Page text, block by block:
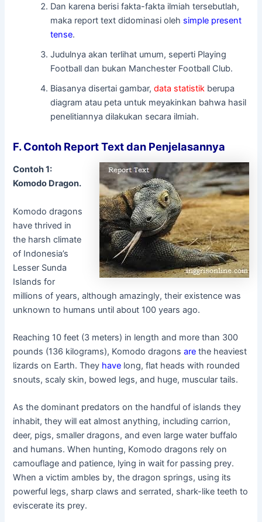
Dan karena berisi fakta-fakta ilmiah tersebutlah,
maka report text didominasi oleh simple present
tense.
Judulnya akan terlihat umum, seperti Playing
Football dan bukan Manchester Football Club.
Biasanya disertai gambar,data statistik berupa
diagram atau peta untuk meyakinkan bahwa hasil
penelitiannya dilakukan secara ilmiah.
F. Contoh Report Text dan Penjelasannya
Contoh 1:
Komodo Dragon.
Komodo dragons
have thrived in
the harsh climate
of Indonesia’s
Lesser Sunda
Islands for
millions of years, although amazingly, their existence was
unknown to humans until about 100 years ago.
Reaching 10 feet (3 meters) in length and more than 300
pounds (136 kilograms), Komodo dragonsare the heaviest
lizards on Earth. They have long, flat heads with rounded
snouts, scaly skin, bowed legs, and huge, muscular tails.
As the dominant predators on the handful of islands they
inhabit, they will eat almost anything, including carrion,
deer, pigs, smaller dragons, and even large water buffalo
and humans. When hunting, Komodo dragons rely on
camouflage and patience, lying in wait for passing prey.
When a victim ambles by, the dragon springs, using its
powerful legs, sharp claws and serrated, shark-like teeth to
eviscerate its prey.